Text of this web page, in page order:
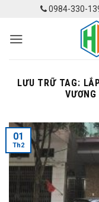
content
0984-330-
LƯU TRỮ TAG:
01
Th2